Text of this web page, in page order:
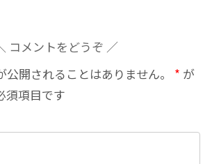
コメントをどうぞ
公開されることはありません。
* が
須項目です